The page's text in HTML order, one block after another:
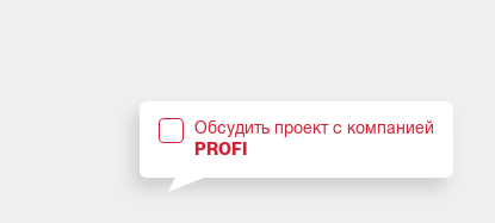
Обсудить проект с компанией
PROFI